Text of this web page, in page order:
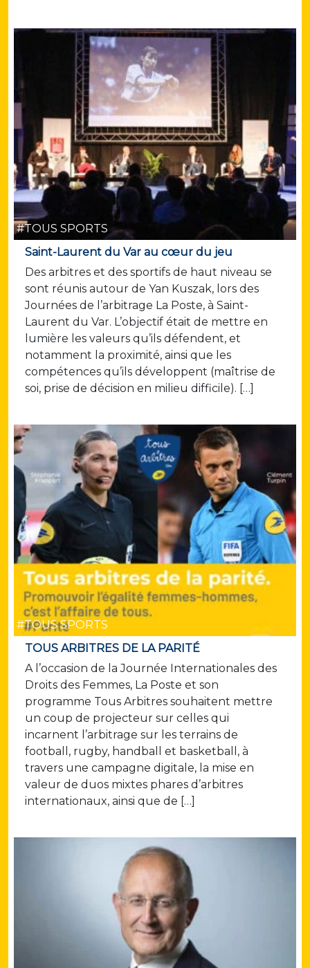
#TOUS SPORTS
Saint-Laurent du Var au cœur du jeu
Des arbitres et des sportifs de haut niveau se
sont réunis autour de Yan Kuszak, lors des
Journées de l’arbitrage La Poste, à Saint-
Laurent du Var. L’objectif était de mettre en
lumière les valeurs qu’ils défendent, et
notamment la proximité, ainsi que les
compétences qu’ils développent (maîtrise de
soi, prise de décision en milieu difficile). […]
#TOUS SPORTS
TOUS ARBITRES DE LA PARITÉ
A l’occasion de la Journée Internationales des
Droits des Femmes, La Poste et son
programme Tous Arbitres souhaitent mettre
un coup de projecteur sur celles qui
incarnent l’arbitrage sur les terrains de
football, rugby, handball et basketball, à
travers une campagne digitale, la mise en
valeur de duos mixtes phares d’arbitres
internationaux, ainsi que de […]